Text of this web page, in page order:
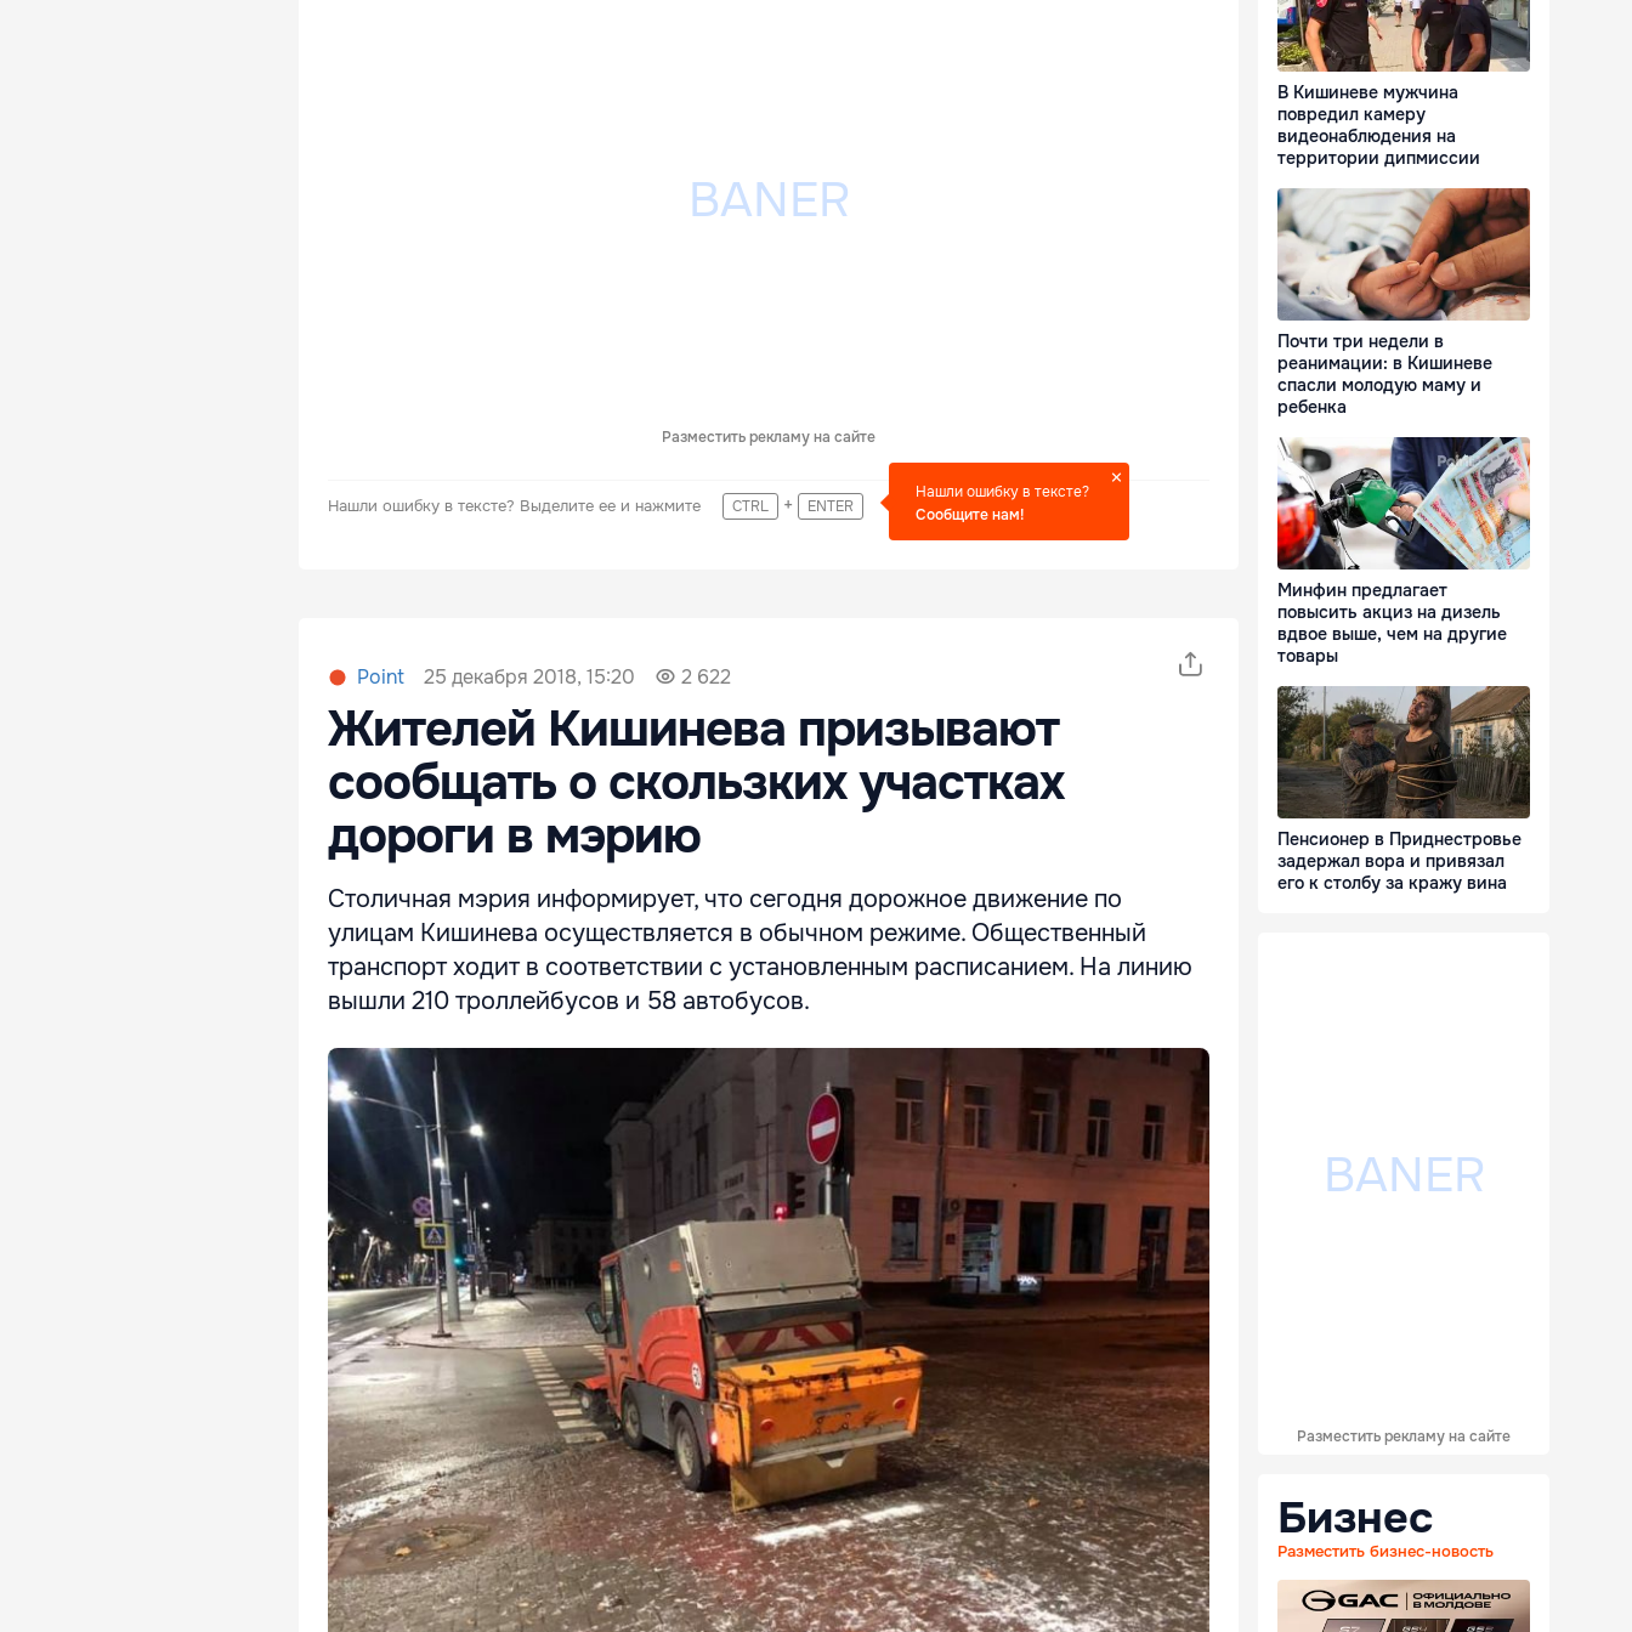
Разместить рекламу на сайте
Нашли ошибку в тексте? Выделите ее и нажмите CTRL + ENTER
Нашли ошибку в тексте?
Сообщите нам!
Point 25 декабря 2018, 15:20 2 622
Жителей Кишинева призывают
сообщать о скользких участках
дороги в мэрию
Столичная мэрия информирует, что сегодня дорожное движение по
улицам Кишинева осуществляется в обычном режиме. Общественный
транспорт ходит в соответствии с установленным расписанием. На линию
вышли 210 троллейбусов и 58 автобусов.
В Кишиневе мужчина
повредил камеру
видеонаблюдения на
территории дипмиссии
Почти три недели в
реанимации: в Кишиневе
спасли молодую маму и
ребенка
Минфин предлагает
повысить акциз на дизель
вдвое выше, чем на другие
товары
Пенсионер в Приднестровье
задержал вора и привязал
его к столбу за кражу вина
Разместить рекламу на сайте
Бизнес
Разместить бизнес-новость